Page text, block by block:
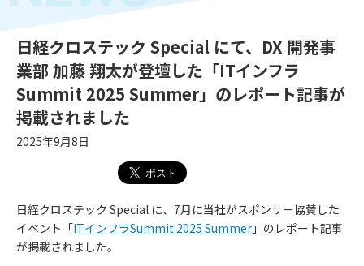
日経クロステック Special にて、DX 開発事
業部 加藤 翔太が登壇した「ITインフラ
Summit 2025 Summer」のレポート記事が
掲載されました
2025年9月8日
日経クロステック Special に、7月に当社がスポンサー協賛した
イベント「ITインフラSummit 2025 Summer 」のレポート記事
が掲載されました。